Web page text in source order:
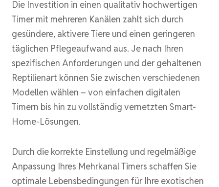
Die Investition in einen qualitativ hochwertigen
Timer mit mehreren Kanälen zahlt sich durch
gesündere, aktivere Tiere und einen geringeren
täglichen Pflegeaufwand aus. Je nach Ihren
spezifischen Anforderungen und der gehaltenen
Reptilienart können Sie zwischen verschiedenen
Modellen wählen – von einfachen digitalen
Timern bis hin zu vollständig vernetzten Smart-
Home-Lösungen.
Durch die korrekte Einstellung und regelmäßige
Anpassung Ihres Mehrkanal Timers schaffen Sie
optimale Lebensbedingungen für Ihre exotischen